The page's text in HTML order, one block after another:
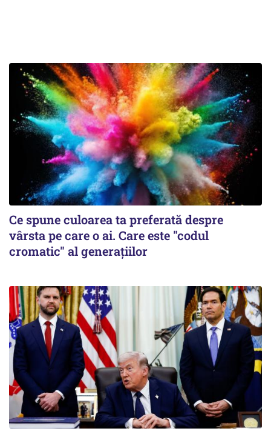
Ce spune culoarea ta preferată despre
vârsta pe care o ai. Care este "codul
cromatic" al generațiilor